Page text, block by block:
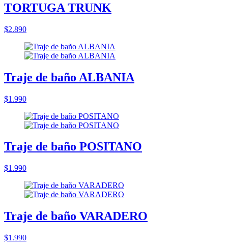
TORTUGA TRUNK
$2.890
Traje de baño ALBANIA
$1.990
Traje de baño POSITANO
$1.990
Traje de baño VARADERO
$1.990